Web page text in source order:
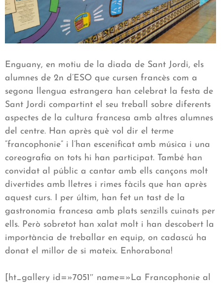
Enguany, en motiu de la diada de Sant Jordi, els
alumnes de 2n d’ESO que cursen francès com a
segona llengua estrangera han celebrat la festa de
Sant Jordi compartint el seu treball sobre diferents
aspectes de la cultura francesa amb altres alumnes
del centre. Han après què vol dir el terme
“francophonie” i l’han escenificat amb música i una
coreografia on tots hi han participat. També han
convidat al públic a cantar amb ells cançons molt
divertides amb lletres i rimes fàcils que han après
aquest curs. I per últim, han fet un tast de la
gastronomia francesa amb plats senzills cuinats per
ells. Però sobretot han xalat molt i han descobert la
importància de treballar en equip, on cadascú ha
donat el millor de si mateix. Enhorabona!
[ht_gallery id=»7051″ name=»La Francophonie al